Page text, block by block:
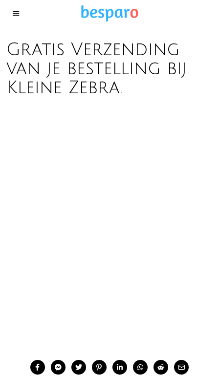
Gratis Verzending
van je bestelling bij
Kleine Zebra.